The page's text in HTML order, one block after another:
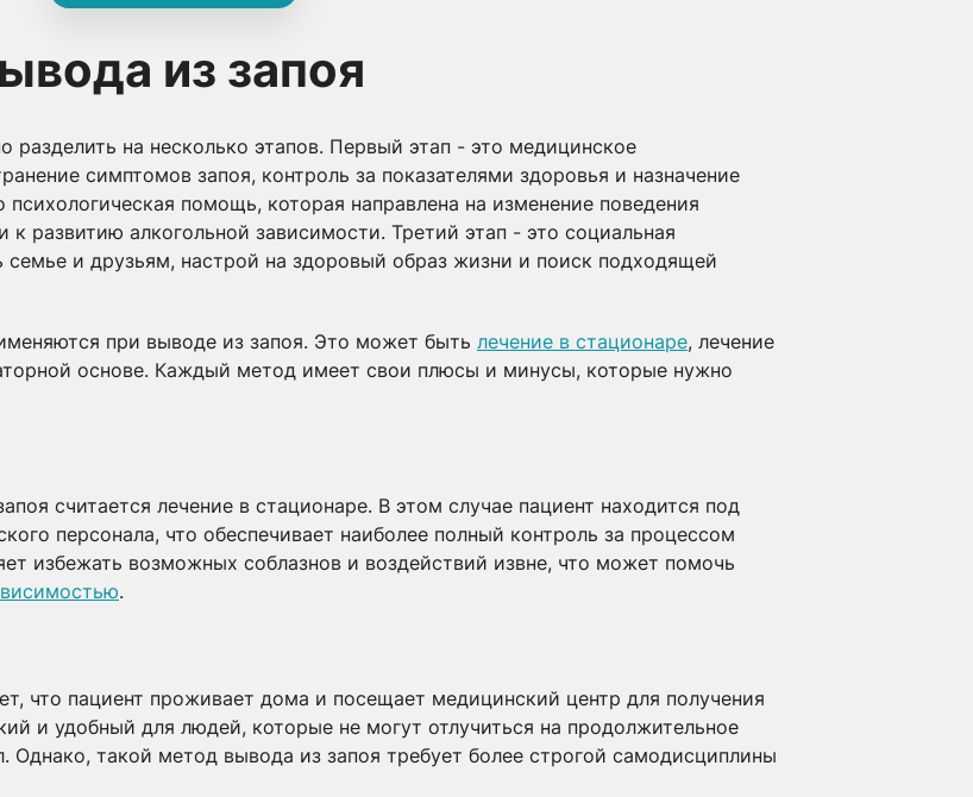
из запоя
на несколько этапов. Первый этап - это медицинское
симптомов запоя, контроль за показателями здоровья и назначение
помощь, которая направлена на изменение поведения
развитию алкогольной зависимости. Третий этап - это социальная
и друзьям, настрой на здоровый образ жизни и поиск подходящей
при выводе из запоя. Это может быть лечение в стационаре, лечение
основе. Каждый метод имеет свои плюсы и минусы, которые нужно
считается лечение в стационаре. В этом случае пациент находится под
персонала, что обеспечивает наиболее полный контроль за процессом
избежать возможных соблазнов и воздействий извне, что может помочь
.
что пациент проживает дома и посещает медицинский центр для получения
и удобный для людей, которые не могут отлучиться на продолжительное
Однако, такой метод вывода из запоя требует более строгой самодисциплины